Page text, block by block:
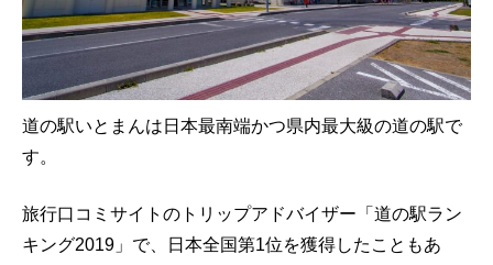
道の駅いとまんは日本最南端かつ県内最大級の道の駅で
す。
旅行口コミサイトのトリップアドバイザー「道の駅ラン
キング2019」で、日本全国第1位を獲得したこともあ